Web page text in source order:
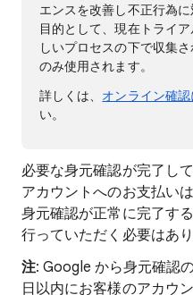
エンスを改善し不正行為
目的として、現在トライ
しいプロセスの下で収集
のみ使用されます。
詳しくは、 オンライン確
い。
必要な身元確認が完了し
アカウントへのお支払い
身元確認が正常に完了する
行っていただく必要はあり
注: Google から身元確認
日以内にお客様のアカウ